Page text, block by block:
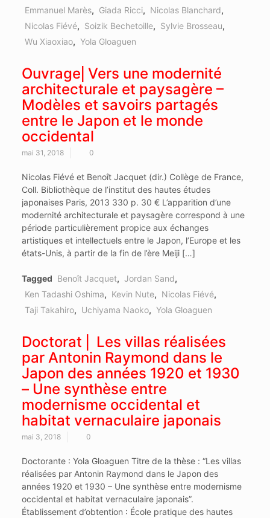
Emmanuel Marès, Giada Ricci, Nicolas Blanchard,
Nicolas Fiévé, Soizik Bechetoille, Sylvie Brosseau,
Wu Xiaoxiao, Yola Gloaguen
Ouvrage⎜Vers une modernité
architecturale et paysagère –
Modèles et savoirs partagés
entre le Japon et le monde
occidental
mai 31, 2018 0
Nicolas Fiévé et Benoît Jacquet (dir.) Collège de France,
Coll. Bibliothèque de l’institut des hautes études
japonaises Paris, 2013 330 p. 30 € L’apparition d’une
modernité architecturale et paysagère correspond à une
période particulièrement propice aux échanges
artistiques et intellectuels entre le Japon, l’Europe et les
états-Unis, à partir de la fin de l’ère Meiji […]
Tagged Benoît Jacquet, Jordan Sand,
Ken Tadashi Oshima, Kevin Nute, Nicolas Fiévé,
Taji Takahiro, Uchiyama Naoko, Yola Gloaguen
Doctorat ⎢ Les villas réalisées
par Antonin Raymond dans le
Japon des années 1920 et 1930
– Une synthèse entre
modernisme occidental et
habitat vernaculaire japonais
mai 3, 2018 0
Doctorante : Yola Gloaguen Titre de la thèse : “Les villas
réalisées par Antonin Raymond dans le Japon des
années 1920 et 1930 – Une synthèse entre modernisme
occidental et habitat vernaculaire japonais”.
Établissement d’obtention : École pratique des hautes